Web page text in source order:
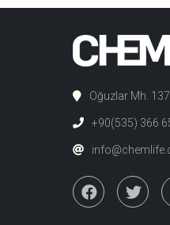
Oğuzlar Mh.
+90(535) 366